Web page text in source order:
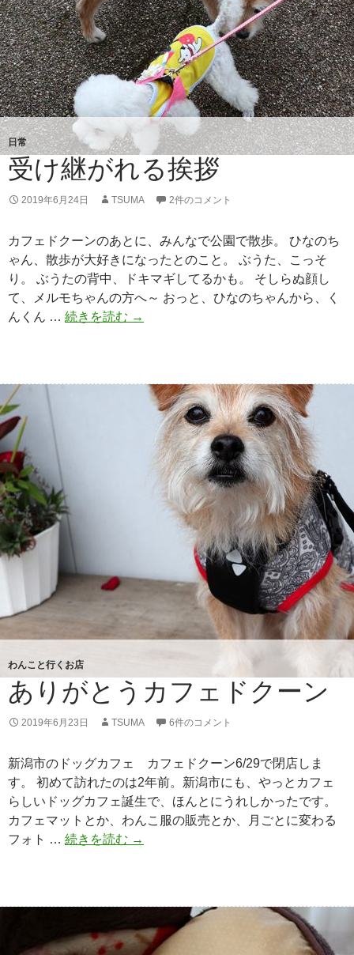
日常
受け継がれる挨拶
2019年6月24日 TSUMA 2件のコメント
カフェドクーンのあとに、みんなで公園で散歩。 ひなのち
ゃん、散歩が大好きになったとのこと。 ぶうた、こっそ
り。 ぶうたの背中、ドキマギしてるかも。 そしらぬ顔し
て、メルモちゃんの方へ～ おっと、ひなのちゃんから、く
んくん … 続きを読む 受
→
わんこと行くお店
ありがとうカフェドクーン
2019年6月23日 TSUMA 6件のコメント
新潟市のドッグカフェ カフェドクーン6/29で閉店しま
す。 初めて訪れたのは2年前。新潟市にも、やっとカフェ
らしいドッグカフェ誕生で、ほんとにうれしかったです。
カフェマットとか、わんこ服の販売とか、月ごとに変わる
フォト … 続きを読む あ
カ
→